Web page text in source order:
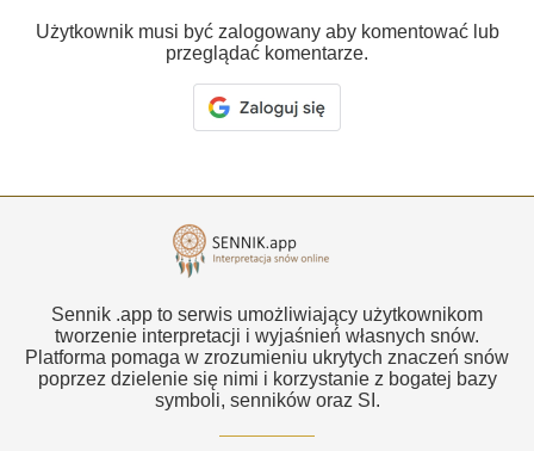
Użytkownik musi być zalogowany aby komentować lub
przeglądać komentarze.
Sennik .app to serwis umożliwiający użytkownikom
tworzenie interpretacji i wyjaśnień własnych snów.
Platforma pomaga w zrozumieniu ukrytych znaczeń snów
poprzez dzielenie się nimi i korzystanie z bogatej bazy
symboli, senników oraz SI.